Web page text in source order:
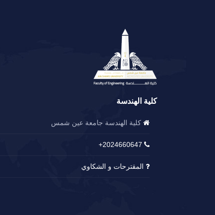
كلية الهندسة
كلية الهندسة جامعة عين شمس
2024660647+
المقترحات و الشكاوي